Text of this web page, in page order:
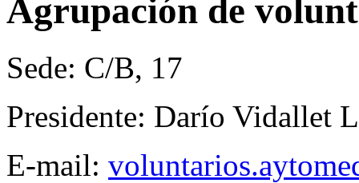
Agrupación de
Sede: C/B, 17
Presidente: Darío Vidallet
E-mail: